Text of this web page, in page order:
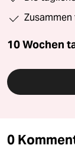
10 Wochen
0